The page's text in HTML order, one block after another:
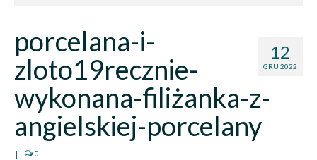
Sklep
Kim jesteśmy?
Kontakt
Deutsch
12
GRU 2022
porcelana-i-
zloto19recznie-
wykonana-filiżanka-z-
angielskiej-porcelany
| 0